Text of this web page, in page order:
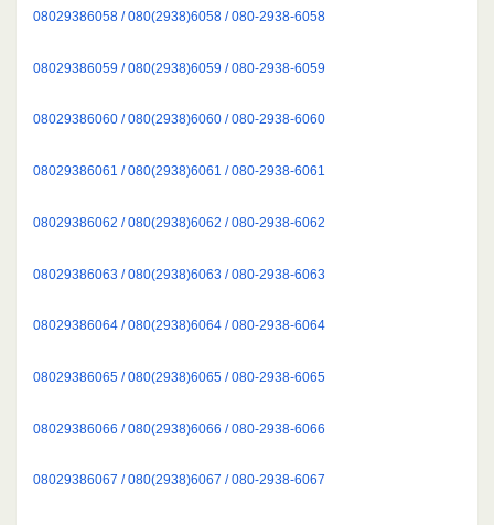
08029386058 / 080(2938)6058 / 080-2938-6058
08029386059 / 080(2938)6059 / 080-2938-6059
08029386060 / 080(2938)6060 / 080-2938-6060
08029386061 / 080(2938)6061 / 080-2938-6061
08029386062 / 080(2938)6062 / 080-2938-6062
08029386063 / 080(2938)6063 / 080-2938-6063
08029386064 / 080(2938)6064 / 080-2938-6064
08029386065 / 080(2938)6065 / 080-2938-6065
08029386066 / 080(2938)6066 / 080-2938-6066
08029386067 / 080(2938)6067 / 080-2938-6067